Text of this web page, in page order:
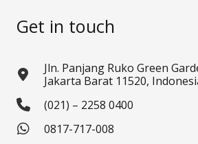
Get in touch
Jln. Panjang Ruko Green
Jakarta Barat 11520,
(021) – 2258 0400
0817-717-008